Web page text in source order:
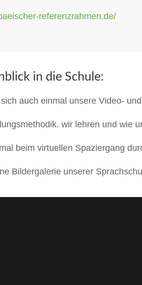
referenzrahmen.de/
in die Schule:
auch einmal unsere Video-
wir lehren und wie
beim virtuellen Spaziergang
Bildergalerie unserer